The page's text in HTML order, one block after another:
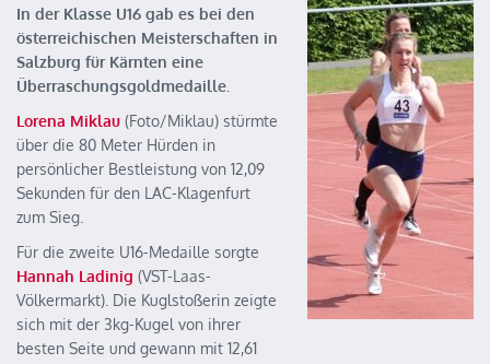
In der Klasse U16 gab es bei den
österreichischen Meisterschaften in
Salzburg für Kärnten eine
Überraschungsgoldmedaille.
Lorena Miklau (Foto/Miklau) stürmte
über die 80 Meter Hürden in
persönlicher Bestleistung von 12,09
Sekunden für den LAC-Klagenfurt
zum Sieg.
Für die zweite U16-Medaille sorgte
Hannah Ladinig (VST-Laas-
Völkermarkt). Die Kuglstoßerin zeigte
sich mit der 3kg-Kugel von ihrer
besten Seite und gewann mit 12,61